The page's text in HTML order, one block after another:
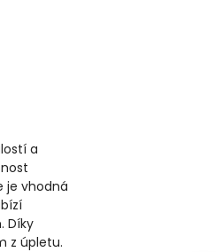
a
je vhodná
Díky
z úpletu.